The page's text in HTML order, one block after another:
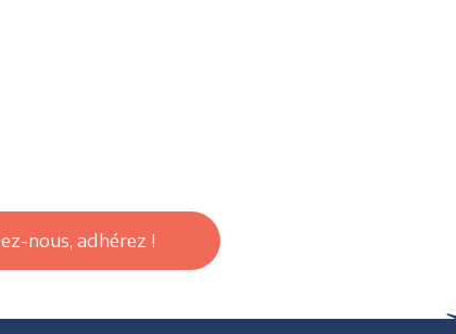
nous, adhérez !